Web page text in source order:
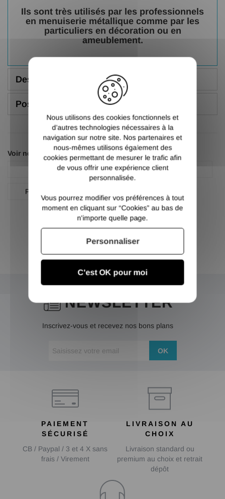
Ils sont très utilisés par les professionnels
en menuiserie métallique comme par les
particuliers en décoration ou en
ameublement.
Description
Poser une question
Voir nos autres pages :
Plat
Plat aluminium
Plat aluminium 6060
NEWSLETTER
Inscrivez-vous et recevez nos bons plans
OK
PAIEMENT
SÉCURISÉ
CB / Paypal / 3 et 4 X sans
frais / Virement
LIVRAISON AU
CHOIX
Livraison standard ou
premium au choix et retrait
dépôt
Nous utilisons des cookies fonctionnels et
d’autres technologies nécessaires à la
navigation sur notre site. Nos partenaires et
nous-mêmes utilisons également des
cookies permettant de mesurer le trafic afin
de vous offrir une expérience client
personnalisée.
Vous pourrez modifier vos préférences à tout
moment en cliquant sur “Cookies” au bas de
n'importe quelle page.
C'est OK pour moi
Personnaliser